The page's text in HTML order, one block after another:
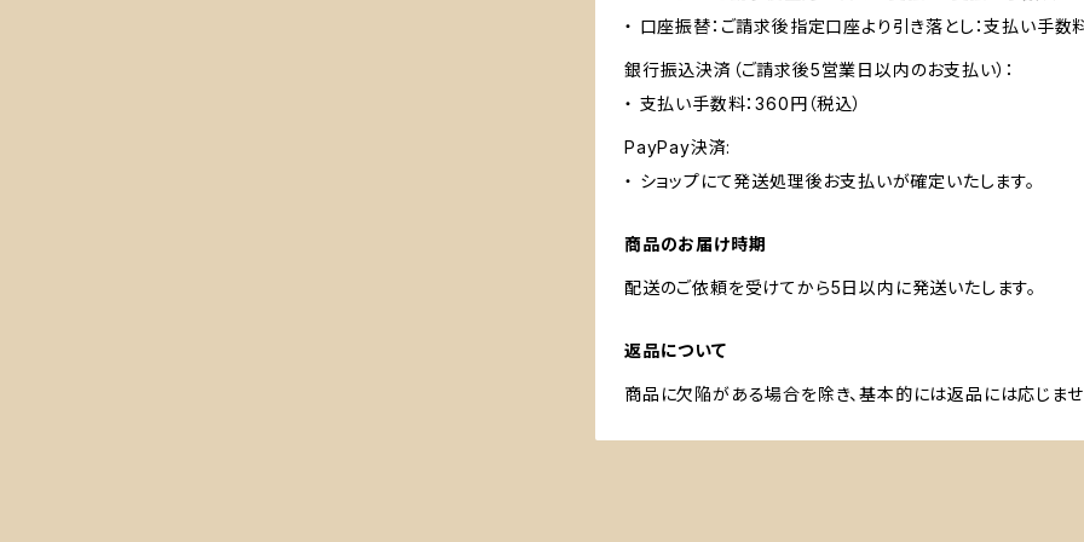
・ 口座振替：ご請求後指定口座より引き落とし：支払い手数
銀行振込決済（ご請求後5営業日以内のお支払い）：
・ 支払い手数料：360円（税込）
PayPay決済:
・ ショップにて発送処理後お支払いが確定いたします。
商品のお届け時期
配送のご依頼を受けてから5日以内に発送いたします。
返品について
商品に欠陥がある場合を除き、基本的には返品には応じませ